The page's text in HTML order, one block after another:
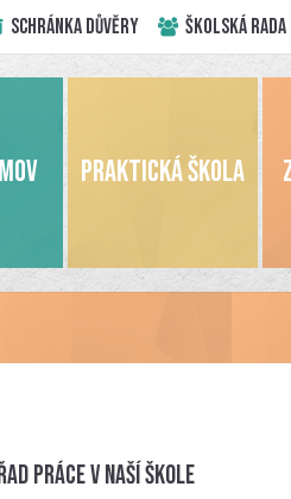
Schránka důvěry ŠKOLSKÁ RADA
PRAKTICKÁ ŠKOLA
práce v naší škole